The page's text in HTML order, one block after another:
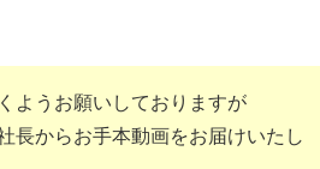
ようお願いしておりますが
長からお手本動画をお届けいたし